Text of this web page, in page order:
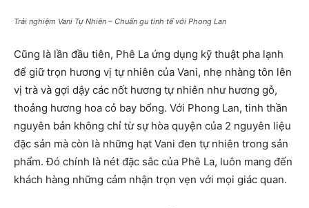
Trải nghiệm Vani Tự Nhiên – Chuẩn gu tinh tế với Phong Lan
Cũng là lần đầu tiên, Phê La ứng dụng kỹ thuật pha lạnh
để giữ trọn hương vị tự nhiên của Vani, nhẹ nhàng tôn lên
vị trà và gợi dậy các nốt hương tự nhiên như hương gỗ,
thoảng hương hoa cỏ bay bổng. Với Phong Lan, tinh thần
nguyên bản không chỉ từ sự hòa quyện của 2 nguyên liệu
đặc sản mà còn là những hạt Vani đen tự nhiên trong sản
phẩm. Đó chính là nét đặc sắc của Phê La, luôn mang đến
khách hàng những cảm nhận trọn vẹn với mọi giác quan.